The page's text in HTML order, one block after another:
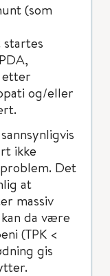
(som
startes
og/eller
ikke
Det
at
massiv
da være
(TPK <
gis